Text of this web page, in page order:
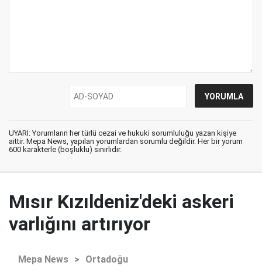
UYARI: Yorumların her türlü cezai ve hukuki sorumluluğu yazan kişiye
aittir. Mepa News, yapılan yorumlardan sorumlu değildir. Her bir yorum
600 karakterle (boşluklu) sınırlıdır.
Mısır Kızıldeniz'deki askeri
varlığını artırıyor
Mepa News > Ortadoğu